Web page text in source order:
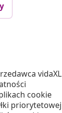
vidaXL
cookie
priorytetowej